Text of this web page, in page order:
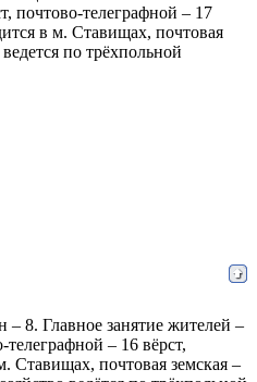
почтово-телеграфной – 17
в м. Ставищах, почтовая
по трёхпольной
8. Главное занятие жителей –
– 16 вёрст,
Ставищах, почтовая земская –